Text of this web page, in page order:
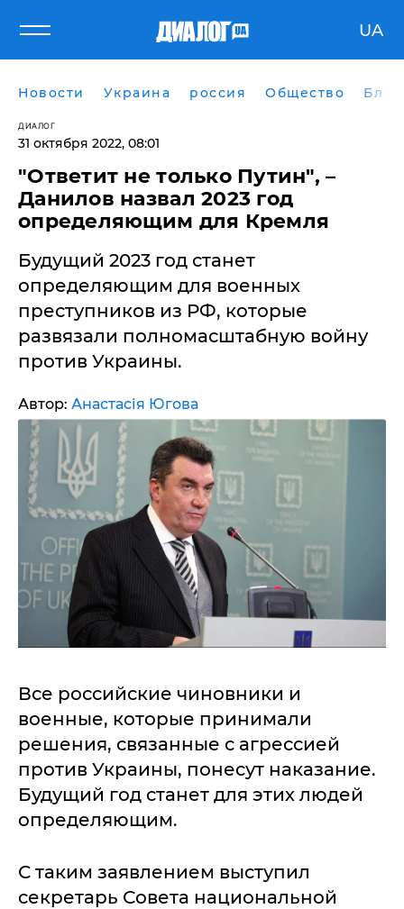
UA
Новости Украина россия Общество
ДИАЛОГ
31 октября 2022, 08:01
"Ответит не только Путин", –
Данилов назвал 2023 год
определяющим для Кремля
​Будущий 2023 год станет
определяющим для военных
преступников из РФ, которые
развязали полномасштабную войну
против Украины.
Автор: Анастасія Югова
Все российские чиновники и
военные, которые принимали
решения, связанные с агрессией
против Украины, понесут наказание.
Будущий год станет для этих людей
определяющим.
С таким заявлением выступил
секретарь Совета национальной